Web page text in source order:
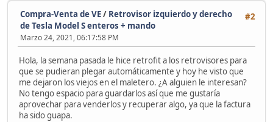
#2
Compra-Venta de VE/ Retrovisor izquierdo y derecho
de Tesla Model S enteros + mando
Marzo 24, 2021, 06:17:58 PM
Hola, la semana pasada le hice retrofit a los retrovisores para
que se pudieran plegar automáticamente y hoy he visto que
me dejaron los viejos en el maletero. ¿A alguien le interesan?
No tengo espacio para guardarlos así que me gustaría
aprovechar para venderlos y recuperar algo, ya que la factura
ha sido guapa.